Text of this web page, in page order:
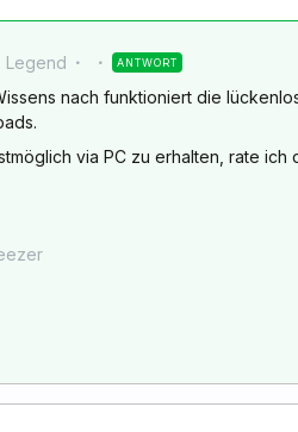
Legend ANTWORT
nach funktioniert die
via PC zu erhalten, rate ich